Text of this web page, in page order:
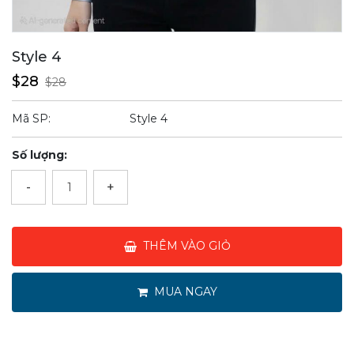
Style 4
$28 $28
Mã SP: Style 4
Số lượng:
- +
THÊM VÀO GIỎ
MUA NGAY